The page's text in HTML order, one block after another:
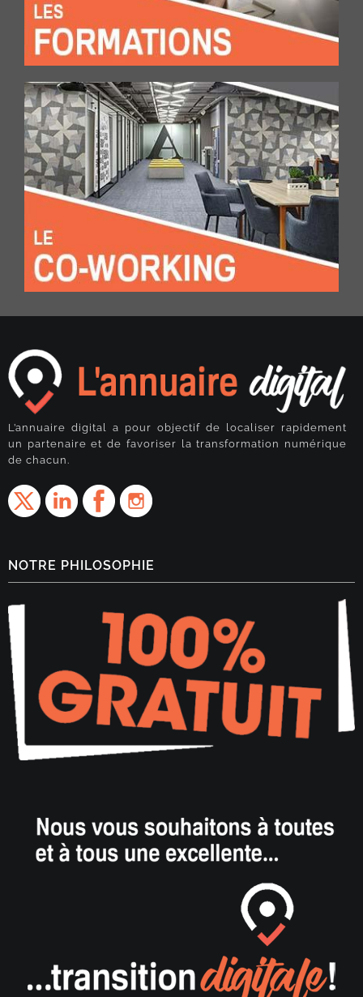
L’annuaire digital a pour objectif de localiser rapidement
un partenaire et de favoriser la transformation numérique
de chacun.
NOTRE PHILOSOPHIE